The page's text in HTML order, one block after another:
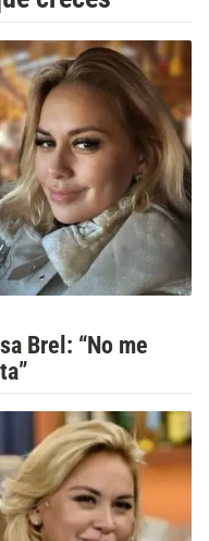
Brel: “No me